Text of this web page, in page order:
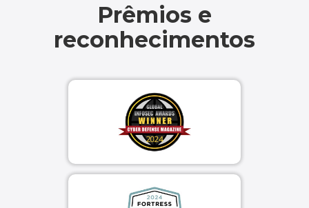
Prêmios e
reconhecimentos